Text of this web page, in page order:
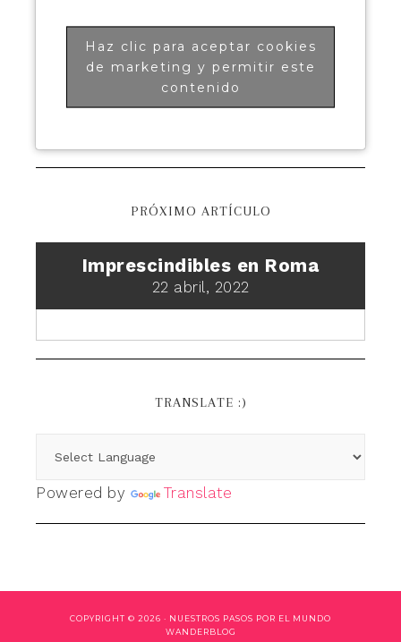
Haz clic para aceptar cookies
de marketing y permitir este
contenido
PRÓXIMO ARTÍCULO
Imprescindibles en Roma
22 abril, 2022
TRANSLATE :)
Powered by Translate
COPYRIGHT © 2026 · NUESTROS PASOS POR EL MUNDO
WANDERBLOG